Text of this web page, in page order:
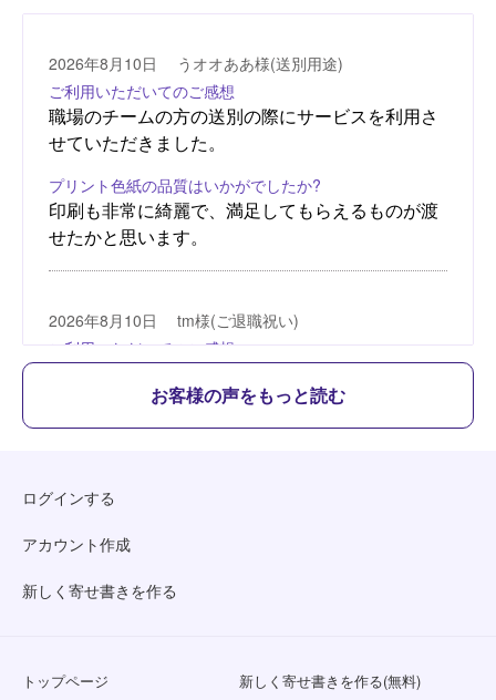
お客様の声をもっと読む
ログインする
アカウント作成
新しく寄せ書きを作る
トップページ 新しく寄せ書きを作る(無料)